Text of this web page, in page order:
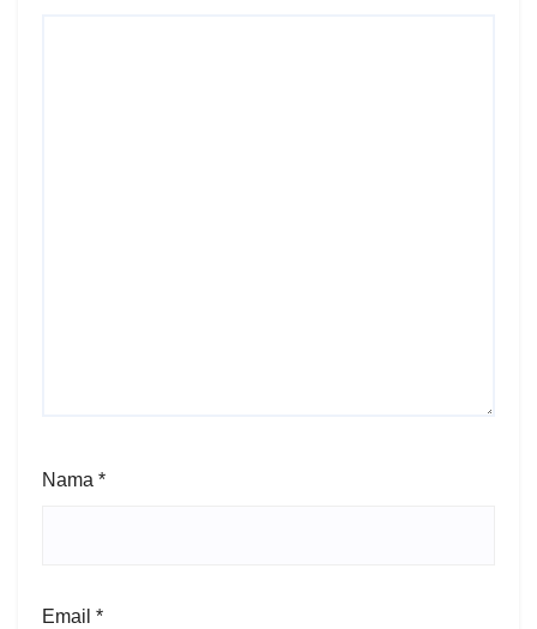
Nama *
Email *